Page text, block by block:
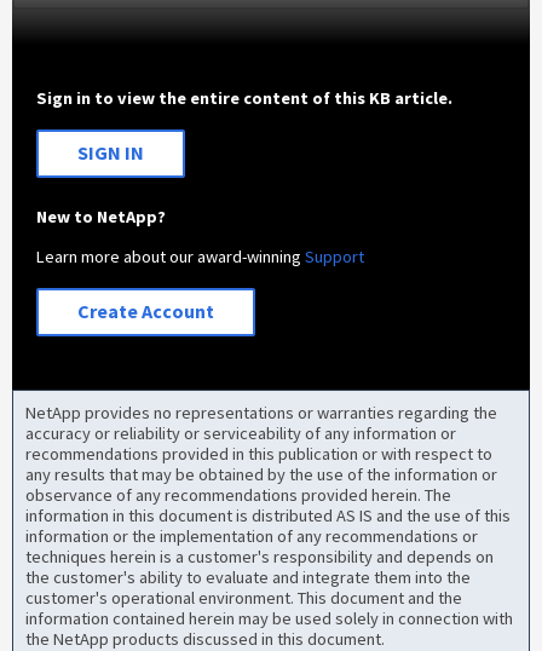
Sign in to view the entire content of this KB article.
SIGN IN
New to NetApp?
Learn more about our award-winningSupport
Create Account
NetApp provides no representations or warranties regarding the
accuracy or reliability or serviceability of any information or
recommendations provided in this publication or with respect to
any results that may be obtained by the use of the information or
observance of any recommendations provided herein. The
information in this document is distributed AS IS and the use of this
information or the implementation of any recommendations or
techniques herein is a customer's responsibility and depends on
the customer's ability to evaluate and integrate them into the
customer's operational environment. This document and the
information contained herein may be used solely in connection with
the NetApp products discussed in this document.